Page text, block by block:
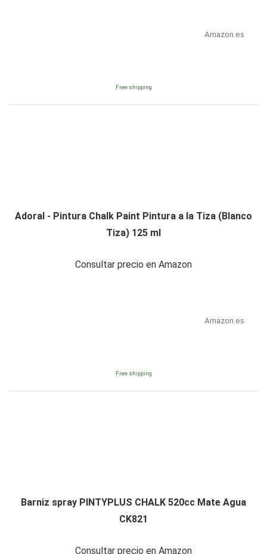
Amazon.es
Free shipping
Adoral - Pintura Chalk Paint Pintura a la Tiza (Blanco
Tiza) 125 ml
Consultar precio en Amazon
Amazon.es
Free shipping
Barniz spray PINTYPLUS CHALK 520cc Mate Agua
CK821
Consultar precio en Amazon